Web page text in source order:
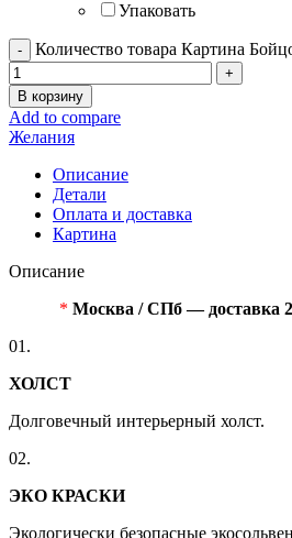
Упаковать
Количество товара Картина
В корзину
Add to compare
Желания
Описание
Детали
Оплата и доставка
Картина
Описание
* Москва / СПб — доставка
01.
ХОЛСТ
Долговечный интерьерный холст.
02.
ЭКО КРАСКИ
Экологически безопасные